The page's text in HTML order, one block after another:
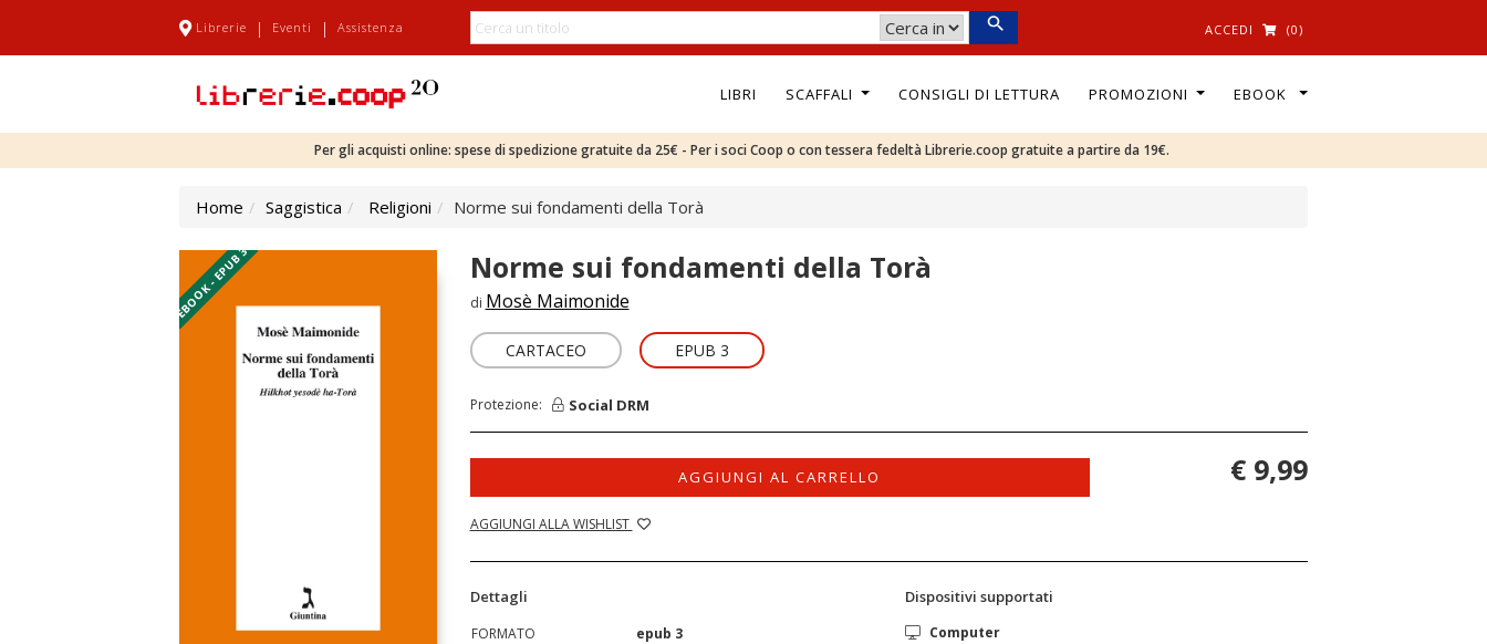
Librerie | Eventi | Assistenza ACCEDI (0)
LIBRI SCAFFALI CONSIGLI DI LETTURA PROMOZIONI EBOOK
Per gli acquisti online: spese di spedizione gratuite da 25€ - Per i soci Coop o con tessera fedeltà Librerie.coop gratuite a partire da 19€.
Home Saggistica Religioni Norme sui fondamenti della Torà
EBOOK - EPUB 3 Norme sui fondamenti della Torà
di Mosè Maimonide
CARTACEO EPUB 3
Protezione: Social DRM
AGGIUNGI AL CARRELLO
AGGIUNGI ALLA WISHLIST
€ 9,99
Dettagli
FORMATO
epub 3
Dispositivi supportati
Computer